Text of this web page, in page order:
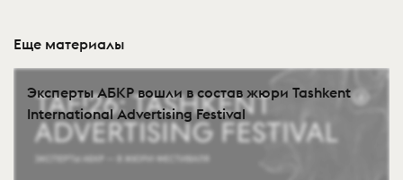
Еще материалы
Эксперты АБКР вошли в состав жюри Tashkent
International Advertising Festival